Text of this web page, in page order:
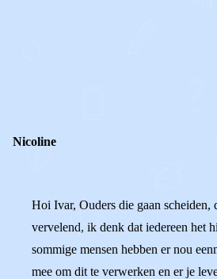
Nicoline
Hoi Ivar, Ouders die gaan scheiden,
vervelend, ik denk dat iedereen het
sommige mensen hebben er nou
mee om dit te verwerken en er je